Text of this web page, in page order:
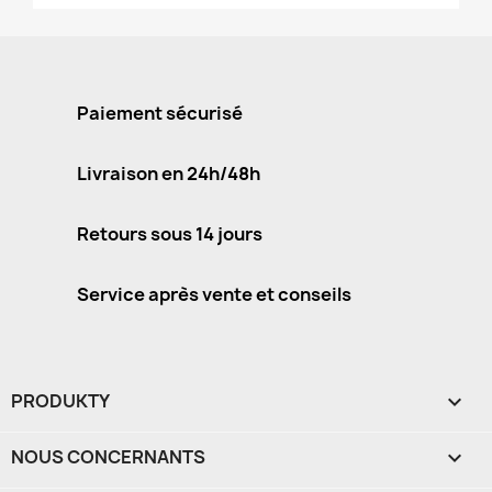
Paiement sécurisé
Livraison en 24h/48h
Retours sous 14 jours
Service après vente et conseils
PRODUKTY 
NOUS CONCERNANTS 